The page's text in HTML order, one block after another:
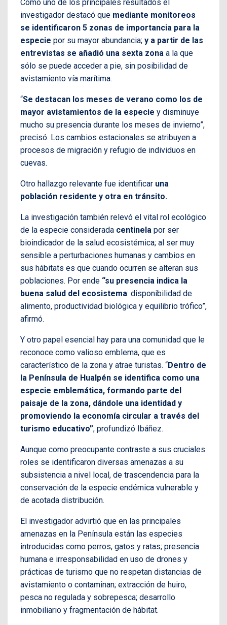
Como uno de los principales resultados el
investigador destacó que mediante monitoreos
se identificaron 5 zonas de importancia para la
especie por su mayor abundancia; y a partir de las
entrevistas se añadió una sexta zona a la que
sólo se puede acceder a pie, sin posibilidad de
avistamiento vía marítima.
“Se destacan los meses de verano como los de
mayor avistamientos de la especie y disminuye
mucho su presencia durante los meses de invierno”,
precisó. Los cambios estacionales se atribuyen a
procesos de migración y refugio de individuos en
cuevas.
Otro hallazgo relevante fue identificar una
población residente y otra en tránsito.
La investigación también relevó el vital rol ecológico
de la especie considerada centinela por ser
bioindicador de la salud ecosistémica; al ser muy
sensible a perturbaciones humanas y cambios en
sus hábitats es que cuando ocurren se alteran sus
poblaciones. Por ende “su presencia indica la
buena salud del ecosistema: disponibilidad de
alimento, productividad biológica y equilibrio trófico”,
afirmó.
Y otro papel esencial hay para una comunidad que le
reconoce como valioso emblema, que es
característico de la zona y atrae turistas. “Dentro de
la Península de Hualpén se identifica como una
especie emblemática, formando parte del
paisaje de la zona, dándole una identidad y
promoviendo la economía circular a través del
turismo educativo”, profundizó Ibáñez.
Aunque como preocupante contraste a sus cruciales
roles se identificaron diversas amenazas a su
subsistencia a nivel local, de trascendencia para la
conservación de la especie endémica vulnerable y
de acotada distribución.
El investigador advirtió que en las principales
amenazas en la Península están las especies
introducidas como perros, gatos y ratas; presencia
humana e irresponsabilidad en uso de drones y
prácticas de turismo que no respetan distancias de
avistamiento o contaminan; extracción de huiro,
pesca no regulada y sobrepesca; desarrollo
inmobiliario y fragmentación de hábitat.